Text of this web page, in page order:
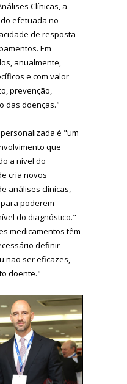
Clínicas, a
efetuada no
de resposta
Em
anualmente,
e com valor
prevenção,
das doenças."
é "um
que
a nível do
cria novos
análises clínicas,
poderem
do diagnóstico."
medicamentos têm
definir
não ser eficazes,
doente."